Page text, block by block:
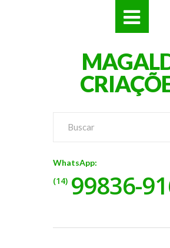
WhatsApp:
(14) 99836-